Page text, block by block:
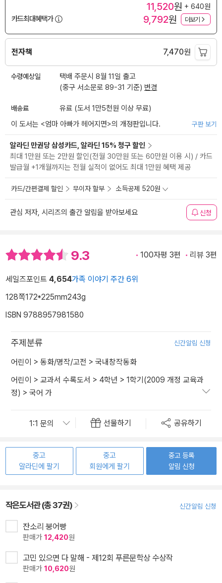
11,520원 + 640원
카드최대혜택가
9,792원 더보기
전자책 7,470원
수령예상일
택배 주문시 8월 11일 출고
(중구 서소문로 89-31 기준) 변경
배송료
유료 (도서 1만5천원 이상 무료)
이 도서는 <엄마 아빠가 헤어지면>의 개정판입니다. 구판 보기
알라딘 만권당 삼성카드, 알라딘 15% 청구 할인
최대 1만원 또는 2만원 할인(전월 30만원 또는 60만원 이용 시) / 카드
발급월 +1개월까지는 전월 실적이 없어도 최대 1만원 혜택 제공
카드/간편결제 할인 무이자 할부 소득공제 520원
관심 저자, 시리즈의 출간 알림을 받아보세요 신청
9.3 100자평 3편 리뷰 3편
세일즈포인트 4,654가족 이야기 주간 6위
128쪽172*225mm243g
ISBN 9788957981580
주제분류 신간알림 신청
어린이 > 동화/명작/고전 > 국내창작동화
어린이 > 교과서 수록도서 > 4학년 > 1학기(2009 개정 교육과
정) > 국어 가
선물하기 공유하기
중고
알라딘에 팔기
중고
회원에게 팔기
중고 등록
알림 신청
작은도서관 (총 37권) 신간알림 신청
잔소리 붕어빵
판매가 12,420원
고민 있으면 다 말해 - 제12회 푸른문학상 수상작
판매가 10,620원